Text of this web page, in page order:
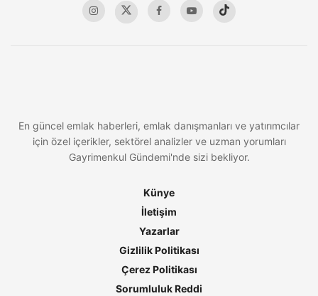
En güncel emlak haberleri, emlak danışmanları ve yatırımcılar
için özel içerikler, sektörel analizler ve uzman yorumları
Gayrimenkul Gündemi'nde sizi bekliyor.
Künye
İletişim
Yazarlar
Gizlilik Politikası
Çerez Politikası
Sorumluluk Reddi